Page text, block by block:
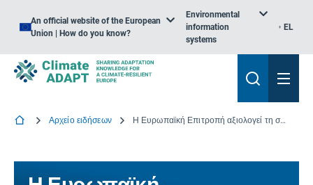
An official website of the European
Union | How do you know?
Environmental
information
systems
EL
Αρχείο ειδήσεων Η Ευρωπαϊκή Επιτροπή αξιολογεί τη στρατηγική προσαρμογής